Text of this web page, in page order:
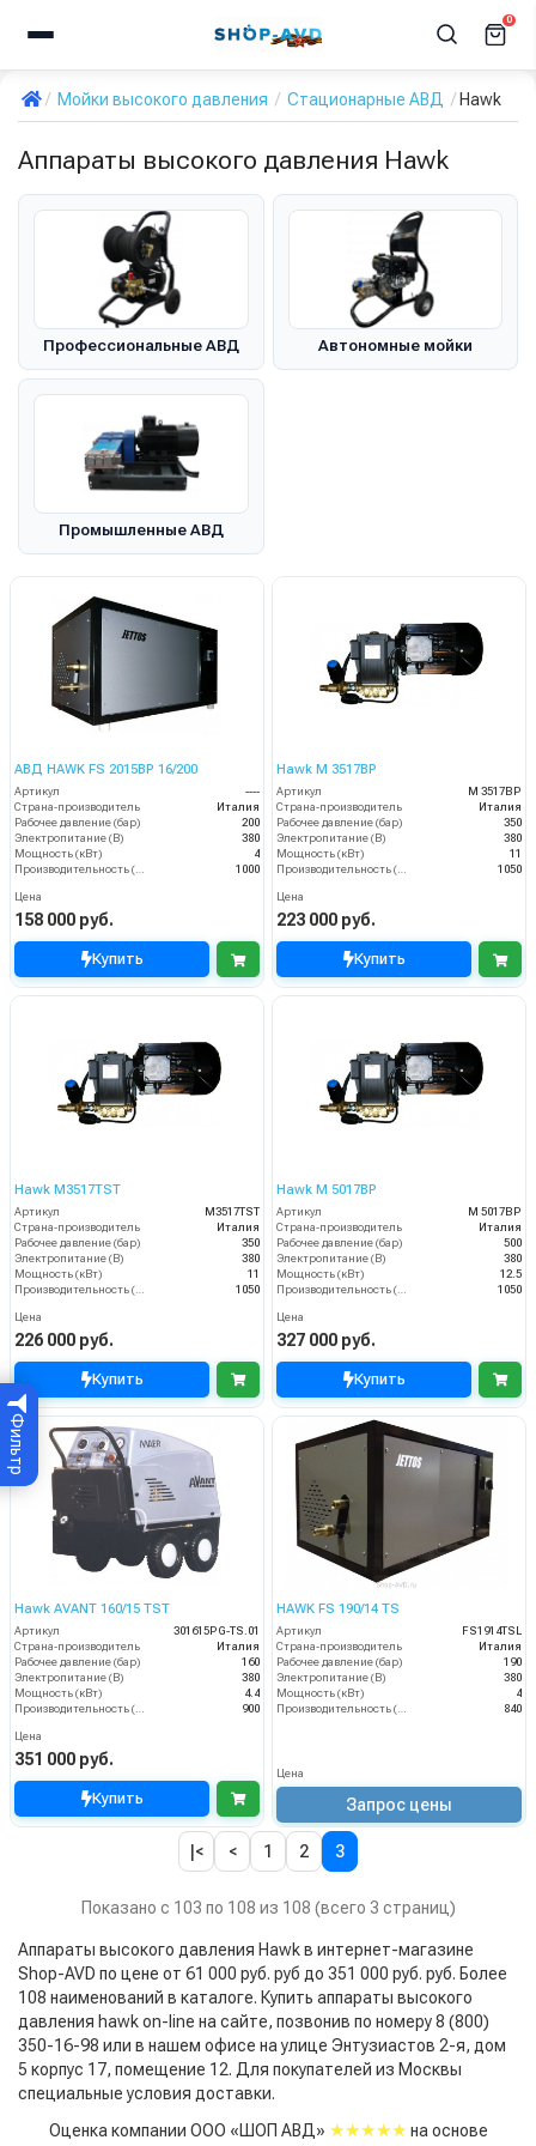
0
Мойки высокого давления Стационарные АВД Hawk
Фильтр
Аппараты высокого давления Hawk
Профессиональные АВД Автономные мойки
Промышленные АВД
АВД HAWK FS 2015BP 16/200
Артикул
----
Страна-производитель
Италия
Рабочее давление (бар)
200
Электропитание (В)
380
Мощность (кВт)
4
Производительность (л/ч)
1000
Цена
158 000 руб.
Купить
Hawk M 3517BP
Артикул
M 3517BP
Страна-производитель
Италия
Рабочее давление (бар)
350
Электропитание (В)
380
Мощность (кВт)
11
Производительность (л/ч)
1050
Цена
223 000 руб.
Купить
Hawk M3517TST
Артикул
M3517TST
Страна-производитель
Италия
Рабочее давление (бар)
350
Электропитание (В)
380
Мощность (кВт)
11
1050
Цена
226 000 руб.
Купить
Hawk M 5017BP
Артикул
M 5017BP
Страна-производитель
Италия
Рабочее давление (бар)
500
Электропитание (В)
380
Мощность (кВт)
12.5
1050
Цена
327 000 руб.
Купить
Hawk AVANT 160/15 TST
Артикул
301615PG-TS.01
Страна-производитель
Италия
Рабочее давление (бар)
160
Электропитание (В)
380
Мощность (кВт)
4.4
900
Цена
351 000 руб.
Купить
HAWK FS 190/14 TS
Артикул
FS1914TSL
Страна-производитель
Италия
Рабочее давление (бар)
190
Электропитание (В)
380
Мощность (кВт)
4
840
Цена
Запрос цены
|< < 1 2 3
Показано с 103 по 108 из 108 (всего 3 страниц)
Аппараты высокого давления Hawk в интернет-магазине
Shop-AVD по цене от 61 000 руб. руб до 351 000 руб. руб. Более
108 наименований в каталоге. Купить аппараты высокого
давления hawk on-line на сайте, позвонив по номеру 8 (800)
350-16-98 или в нашем офисе на улице Энтузиастов 2-я, дом
5 корпус 17, помещение 12. Для покупателей из Москвы
специальные условия доставки.
Оценка компании ООО «ШОП АВД» ★★★★★ на основе